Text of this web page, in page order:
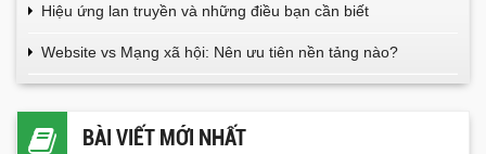
Hiệu ứng lan truyền và những điều bạn cần biết
Website vs Mạng xã hội: Nên ưu tiên nền tảng nào?
BÀI VIẾT MỚI NHẤT